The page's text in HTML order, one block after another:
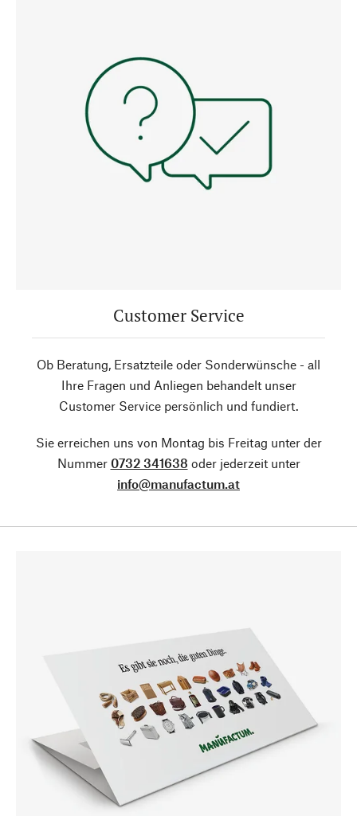
Customer Service
Ob Beratung, Ersatzteile oder Sonderwünsche - all
Ihre Fragen und Anliegen behandelt unser
Customer Service persönlich und fundiert.
Sie erreichen uns von Montag bis Freitag unter der
Nummer 0732 341638 oder jederzeit unter
info@manufactum.at